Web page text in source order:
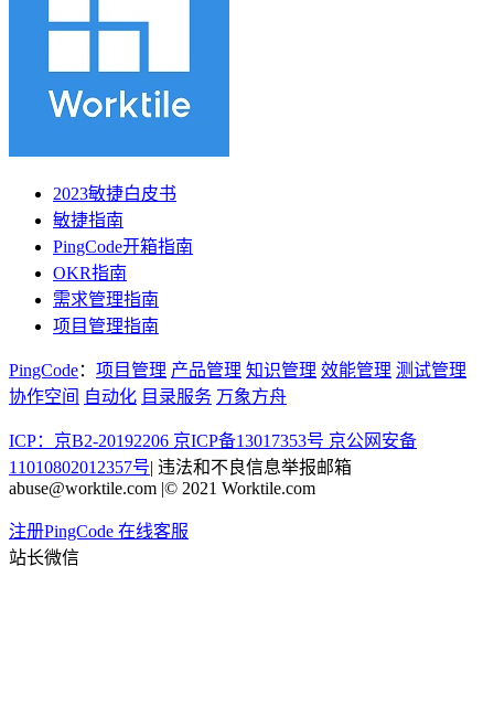
2023敏捷白皮书
敏捷指南
PingCode开箱指南
OKR指南
需求管理指南
项目管理指南
PingCode： 项目管理 产品管理 知识管理 效能管理 测试管理
协作空间 自动化 目录服务 万象方舟
ICP：京B2-20192206 京ICP备13017353号 京公网安备
11010802012357号| 违法和不良信息举报邮箱
abuse@worktile.com |© 2021 Worktile.com
注册PingCode 在线客服
站长微信